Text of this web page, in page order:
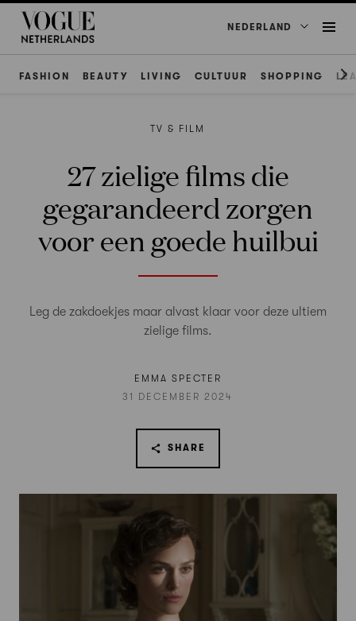
NEDERLAND
FASHION BEAUTY LIVING CULTUUR SHOPPING
TV & FILM
27 zielige films die
gegarandeerd zorgen
voor een goede huilbui
Leg de zakdoekjes maar alvast klaar voor deze ultiem
zielige films.
EMMA SPECTER
31 DECEMBER 2024
SHARE